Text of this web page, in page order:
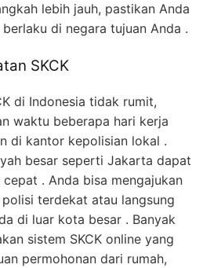
lebih jauh, pastikan Anda
di negara tujuan Anda .
SKCK
di Indonesia tidak rumit,
waktu beberapa hari kerja
di kantor kepolisian lokal .
besar seperti Jakarta dapat
. Anda bisa mengajukan
terdekat atau langsung
di luar kota besar . Banyak
sistem SKCK online yang
permohonan dari rumah,